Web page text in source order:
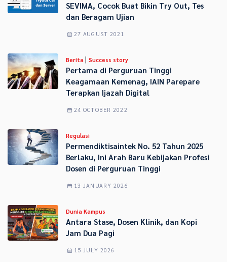
SEVIMA, Cocok Buat Bikin Try Out, Tes
dan Beragam Ujian
27 AUGUST 2021
Berita | Success story
Pertama di Perguruan Tinggi
Keagamaan Kemenag, IAIN Parepare
Terapkan Ijazah Digital
24 OCTOBER 2022
Regulasi
Permendiktisaintek No. 52 Tahun 2025
Berlaku, Ini Arah Baru Kebijakan Profesi
Dosen di Perguruan Tinggi
13 JANUARY 2026
Dunia Kampus
Antara Stase, Dosen Klinik, dan Kopi
Jam Dua Pagi
15 JULY 2026